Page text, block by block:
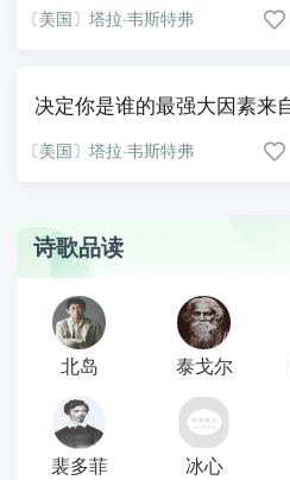
〔美国〕塔拉·韦斯特弗
决定你是谁的最强大因素来
〔美国〕塔拉·韦斯特弗
诗歌品读
北岛 泰戈尔
裴多菲 冰心